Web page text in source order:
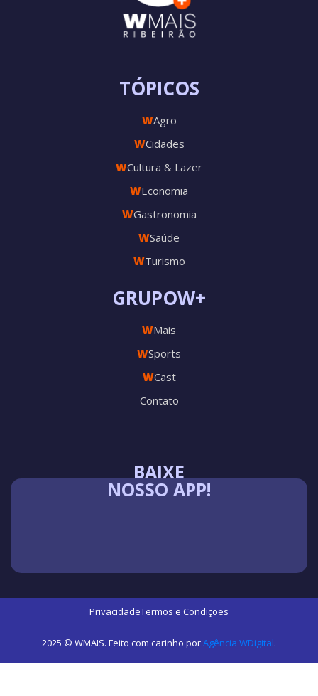
BAIXE
NOSSO APP!
GRUPOW+
WMais
WSports
WCast
Contato
TÓPICOS
WAgro
WCidades
WCultura & Lazer
WEconomia
WGastronomia
WSaúde
WTurismo
PrivacidadeTermos e Condições
2025 © WMAIS. Feito com carinho porAgência WDigital.